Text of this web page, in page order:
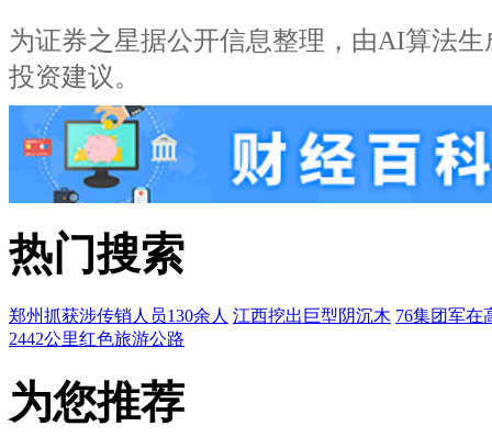
为证券之星据公开信息整理，由AI算法生
投资建议。
热门搜索
郑州抓获涉传销人员130余人 江西挖出巨型阴沉木 76集团军在
2442公里红色旅游公路
为您推荐